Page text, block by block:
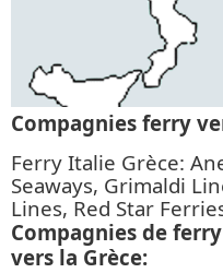
Compagnies ferry
Ferry Italie Grèce:
Seaways, Grimaldi
Lines, Red Star
Compagnies de
vers la Grèce: